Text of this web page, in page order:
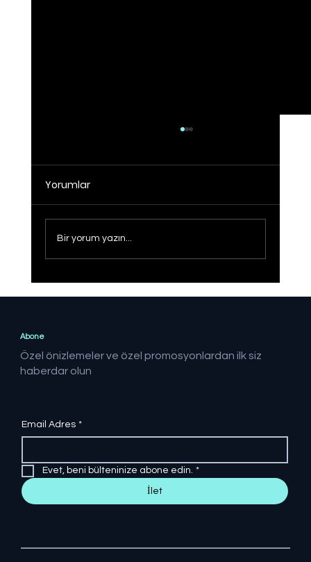
Yorumlar
Bir yorum yazın...
Abone
Özel önizlemeler ve özel promosyonlardan ilk siz
haberdar olun
Email Adres *
Evet, beni bülteninize abone edin. *
İlet